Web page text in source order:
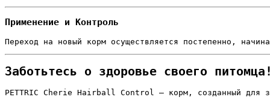
Применение и Контроль
Переход на новый корм осуществляется постепенно,
Заботьтесь о здоровье своего
PETTRIC Cherie Hairball Control — корм, созданный для